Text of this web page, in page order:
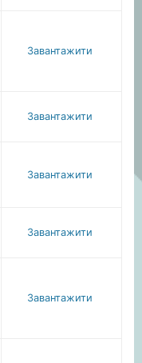
Завантажити
Завантажити
Завантажити
Завантажити
Завантажити